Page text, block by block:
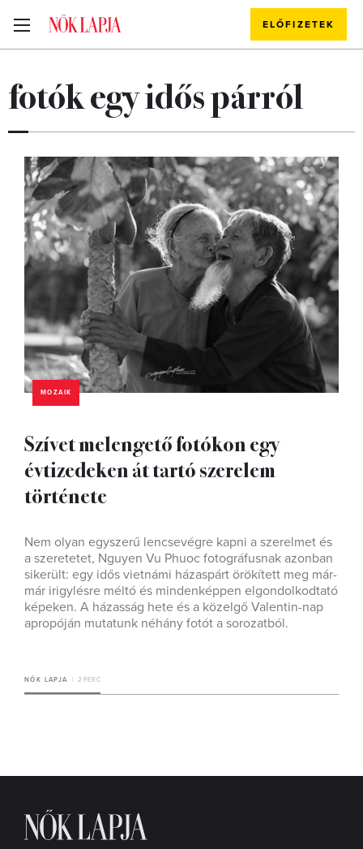
ELŐFIZETEK
fotók egy idős párról
MOZAIK
Szívet melengető fotókon egy
évtizedeken át tartó szerelem
története
Nem olyan egyszerű lencsevégre kapni a szerelmet és
a szeretetet, Nguyen Vu Phuoc fotográfusnak azonban
sikerült: egy idős vietnámi házaspárt örökített meg már-
már irigylésre méltó és mindenképpen elgondolkodtató
képeken. A házasság hete és a közelgő Valentin-nap
apropóján mutatunk néhány fotót a sorozatból.
NŐK LAPJA 2 PERC